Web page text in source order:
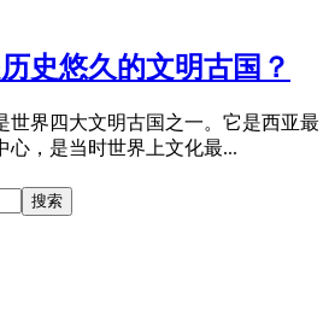
史悠久的文明古国？
世界四大文明古国之一。它是西亚最
心，是当时世界上文化最...
搜索